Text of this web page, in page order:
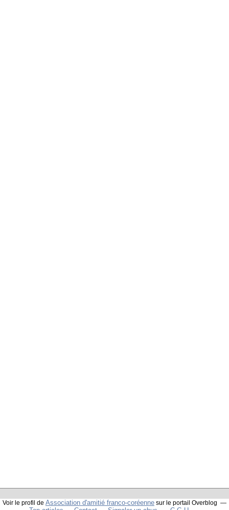
Voir le profil de Association d'amitié franco-coréenne sur le portail Overblog